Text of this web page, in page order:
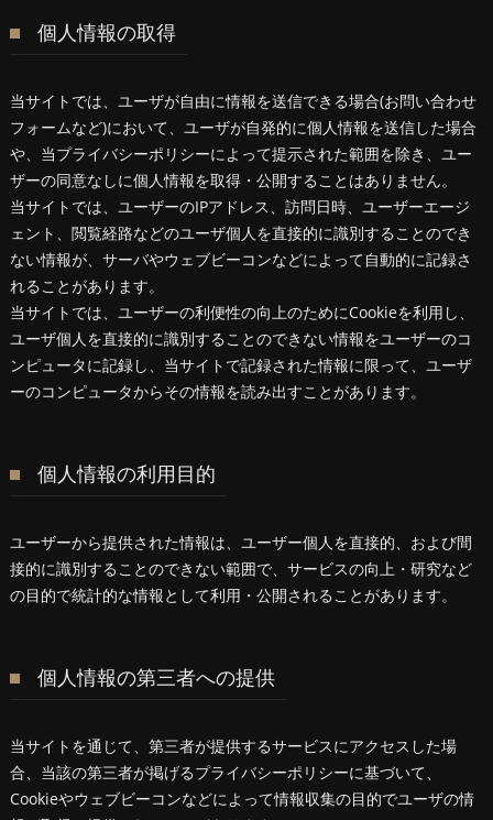
個人情報の取得
当サイトでは、ユーザが自由に情報を送信できる場合(お問い合わせ
フォームなど)において、ユーザが自発的に個人情報を送信した場合
や、当プライバシーポリシーによって提示された範囲を除き、ユー
ザーの同意なしに個人情報を取得・公開することはありません。
当サイトでは、ユーザーのIPアドレス、訪問日時、ユーザーエージ
ェント、閲覧経路などのユーザ個人を直接的に識別することのでき
ない情報が、サーバやウェブビーコンなどによって自動的に記録さ
れることがあります。
当サイトでは、ユーザーの利便性の向上のためにCookieを利用し、
ユーザ個人を直接的に識別することのできない情報をユーザーのコ
ンピュータに記録し、当サイトで記録された情報に限って、ユーザ
ーのコンピュータからその情報を読み出すことがあります。
個人情報の利用目的
ユーザーから提供された情報は、ユーザー個人を直接的、および間
接的に識別することのできない範囲で、サービスの向上・研究など
の目的で統計的な情報として利用・公開されることがあります。
個人情報の第三者への提供
当サイトを通じて、第三者が提供するサービスにアクセスした場
合、当該の第三者が掲げるプライバシーポリシーに基づいて、
Cookieやウェブビーコンなどによって情報収集の目的でユーザの情